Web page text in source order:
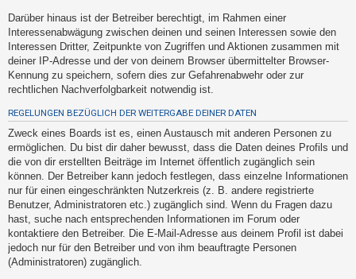
A
k
t
i
v
e
T
h
e
m
e
n
Darüber hinaus ist der Betreiber berechtigt, im Rahmen einer
Interessenabwägung zwischen deinen und seinen Interessen sowie den
Interessen Dritter, Zeitpunkte von Zugriffen und Aktionen zusammen mit
deiner IP-Adresse und der von deinem Browser übermittelter Browser-
Kennung zu speichern, sofern dies zur Gefahrenabwehr oder zur
rechtlichen Nachverfolgbarkeit notwendig ist.
REGELUNGEN BEZÜGLICH DER WEITERGABE DEINER DATEN
Zweck eines Boards ist es, einen Austausch mit anderen Personen zu
ermöglichen. Du bist dir daher bewusst, dass die Daten deines Profils und
die von dir erstellten Beiträge im Internet öffentlich zugänglich sein
können. Der Betreiber kann jedoch festlegen, dass einzelne Informationen
nur für einen eingeschränkten Nutzerkreis (z. B. andere registrierte
Benutzer, Administratoren etc.) zugänglich sind. Wenn du Fragen dazu
hast, suche nach entsprechenden Informationen im Forum oder
kontaktiere den Betreiber. Die E-Mail-Adresse aus deinem Profil ist dabei
jedoch nur für den Betreiber und von ihm beauftragte Personen
(Administratoren) zugänglich.